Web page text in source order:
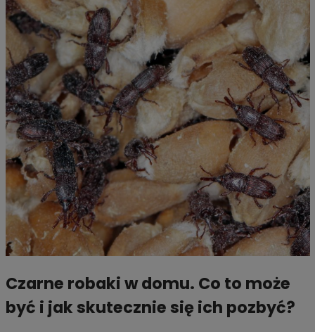
Czarne robaki w domu. Co to może
być i jak skutecznie się ich pozbyć?